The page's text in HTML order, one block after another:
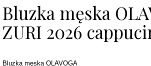
Bluzka męska
ZURI 2026
Bluzka męska OLAVOGA